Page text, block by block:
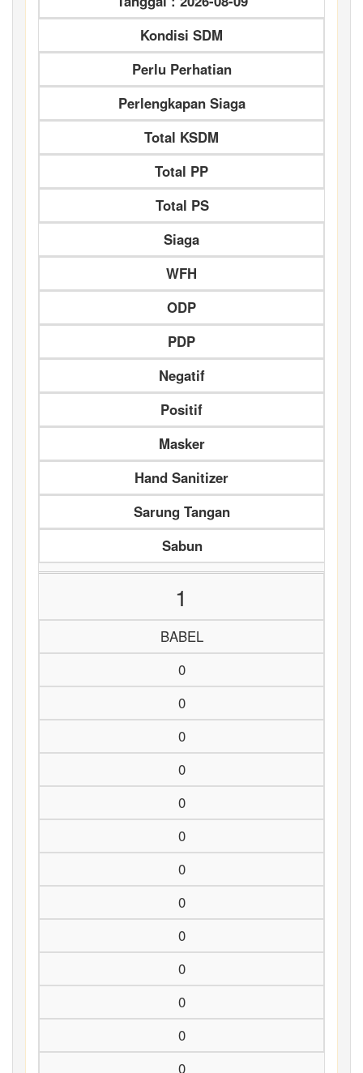
Kondisi SDM
Perlu Perhatian
Perlengkapan Siaga
Total KSDM
Total PP
Total PS
Siaga
WFH
ODP
PDP
Negatif
Positif
Masker
Hand Sanitizer
Sarung Tangan
Sabun
1
BABEL
0
0
0
0
0
0
0
0
0
0
0
0
0